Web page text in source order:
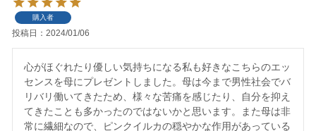
購入者
投稿日 2024/01/06
心がほぐれたり優しい気持ちになる私も好きなこちらのエッ
センスを母にプレゼントしました。母は今まで男性社会でバ
リバリ働いてきたため、様々な苦痛を感じたり、自分を抑え
てきたことも多かったのではないかと思います。また母は非
常に繊細なので、ピンクイルカの穏やかな作用があっている